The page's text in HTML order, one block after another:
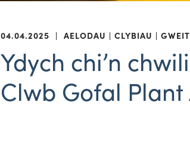
04.04.2025 | AELODAU CLYBIAU
Ydych chi’n
Clwb Gofal